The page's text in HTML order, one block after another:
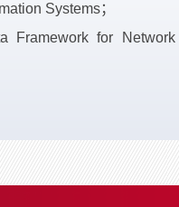
Systems；
Framework for